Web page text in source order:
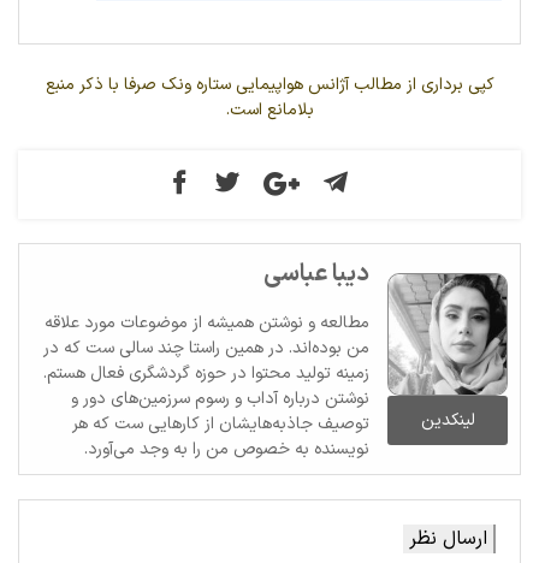
کپی برداری از مطالب آژانس هواپیمایی ستاره ونک صرفا با ذکر منبع
بلامانع است.
لینکدین
دیبا عباسی
مطالعه و نوشتن همیشه از موضوعات مورد علاقه
من بوده‌اند. در همین راستا چند سالی ست که در
زمینه تولید محتوا در حوزه گردشگری فعال هستم.
نوشتن درباره آداب و رسوم سرزمین‌های دور و
توصیف جاذبه‌هایشان از کارهایی ست که هر
نویسنده به خصوص من را به وجد می‌آورد.
ارسال نظر